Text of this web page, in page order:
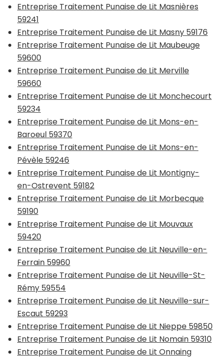
Entreprise Traitement Punaise de Lit Masnières
59241
Entreprise Traitement Punaise de Lit Masny 59176
Entreprise Traitement Punaise de Lit Maubeuge
59600
Entreprise Traitement Punaise de Lit Merville
59660
Entreprise Traitement Punaise de Lit Monchecourt
59234
Entreprise Traitement Punaise de Lit Mons-en-
Baroeul 59370
Entreprise Traitement Punaise de Lit Mons-en-
Pévèle 59246
Entreprise Traitement Punaise de Lit Montigny-
en-Ostrevent 59182
Entreprise Traitement Punaise de Lit Morbecque
59190
Entreprise Traitement Punaise de Lit Mouvaux
59420
Entreprise Traitement Punaise de Lit Neuville-en-
Ferrain 59960
Entreprise Traitement Punaise de Lit Neuville-St-
Rémy 59554
Entreprise Traitement Punaise de Lit Neuville-sur-
Escaut 59293
Entreprise Traitement Punaise de Lit Nieppe 59850
Entreprise Traitement Punaise de Lit Nomain 59310
Entreprise Traitement Punaise de Lit Onnaing